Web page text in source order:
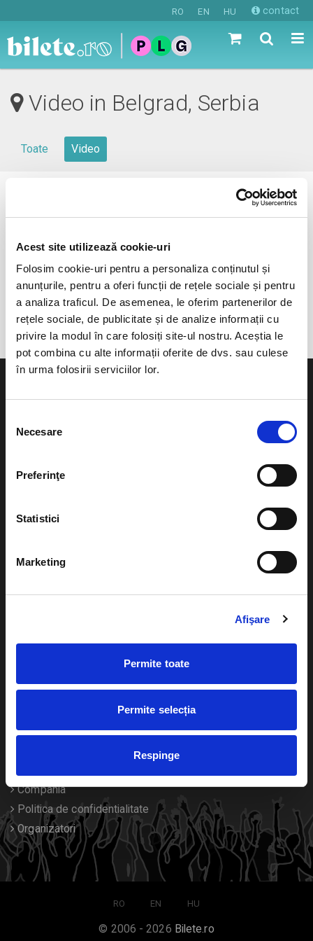
Acest site utilizează cookie-uri
Folosim cookie-uri pentru a personaliza conținutul și
anunțurile, pentru a oferi funcții de rețele sociale și pentru
a analiza traficul. De asemenea, le oferim partenerilor de
rețele sociale, de publicitate și de analize informații cu
privire la modul în care folosiți site-ul nostru. Aceștia le
pot combina cu alte informații oferite de dvs. sau culese
în urma folosirii serviciilor lor.
consimțământului
Necesare
Preferinţe
Statistici
Marketing
Afişare
Permite toate
Permite selecția
Respinge
RO EN HU contact
Video in Belgrad, Serbia
Toate Video
0 evenimente in viitorul apropiat
anunta-ma pe email cand apare urmatorul eveniment la
Belgrad, Serbia
Evenimente
Teatru
festivaluri
Diverse
Despre noi
Contact
Compania
Politica de confidentialitate
Organizatori
RO EN HU
© 2006 - 2026 Bilete.ro